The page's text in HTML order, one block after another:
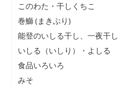
このわた・干しくちこ
巻鰤 (まきぶり)
能登のいしる干し、一夜干し
いしる（いしり）・よしる
食品いろいろ
みそ